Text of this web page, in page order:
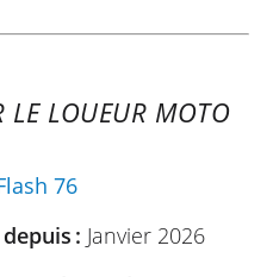
LE LOUEUR MOTO
76
: Janvier 2026